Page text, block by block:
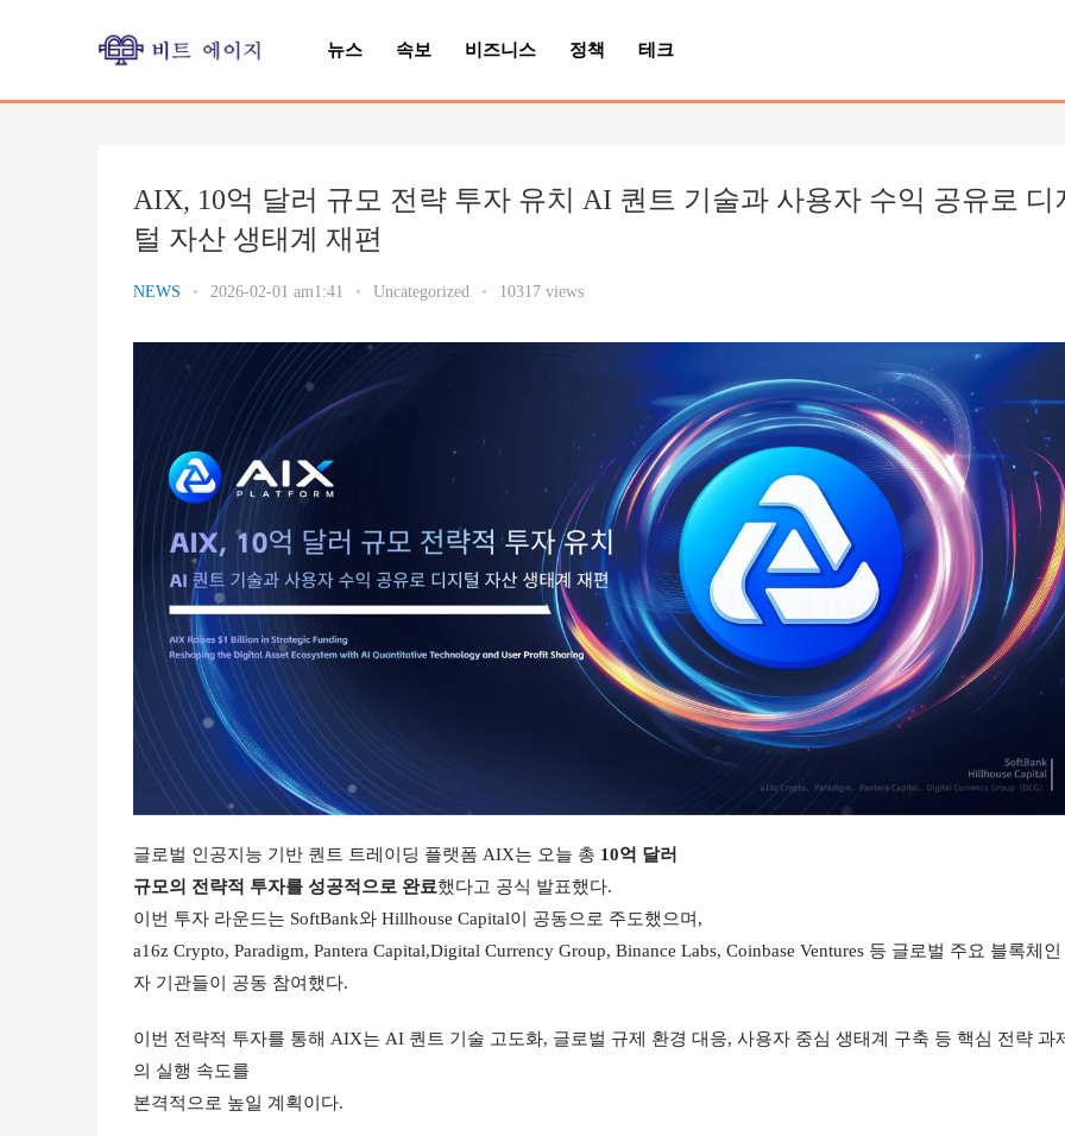
뉴스 속보 비즈니스 정책 테크
AIX, 10억 달러 규모 전략 투자 유치 AI 퀀트 기술과 사용자 수익 공유로 디
털 자산 생태계 재편
NEWS • 2026-02-01 am1:41 • Uncategorized • 10317 views
글로벌 인공지능 기반 퀀트 트레이딩 플랫폼 AIX는 오늘 총 10억 달러
규모의 전략적 투자를 성공적으로 완료했다고 공식 발표했다.
이번 투자 라운드는 SoftBank와 Hillhouse Capital이 공동으로 주도했으며,
a16z Crypto, Paradigm, Pantera Capital,Digital Currency Group, Binance Labs, Coinbase Ventures 등 글로벌 주요 블록체
자 기관들이 공동 참여했다.
이번 전략적 투자를 통해 AIX는 AI 퀀트 기술 고도화, 글로벌 규제 환경 대응, 사용자 중심 생태계 구축 등 핵심 전략 과
의 실행 속도를
본격적으로 높일 계획이다.